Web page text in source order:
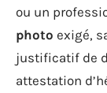
ou un
photo exigé,
justificatif de
attestation